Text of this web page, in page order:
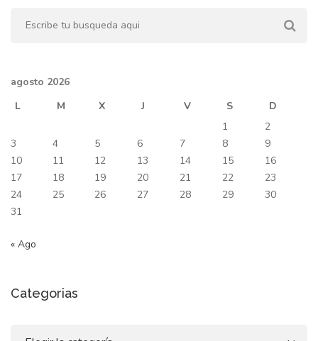
agosto 2026
L
M X J V S
D
1
2
3
4 5 6 7 8
9
10
11 12 13 14 15
16
17
18 19 20 21 22
23
24
25 26 27 28 29
30
31
« Ago
Categorias